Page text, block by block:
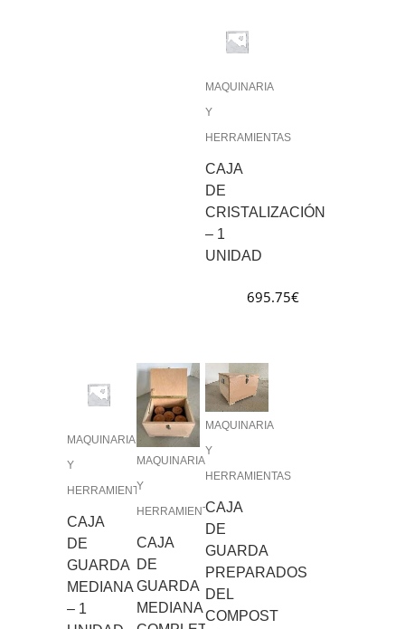
MAQUINARIA
Y
HERRAMIENTAS
CAJA
DE
CRISTALIZACIÓN
– 1
UNIDAD
695.75€
MAQUINARIA
Y
HERRAMIENTAS
CAJA
DE
GUARDA
MEDIANA
– 1
MAQUINARIA
Y
HERRAMIENTAS
CAJA
DE
GUARDA
MEDIANA
MAQUINARIA
Y
HERRAMIENTAS
CAJA
DE
GUARDA
PREPARADOS
DEL
COMPOST